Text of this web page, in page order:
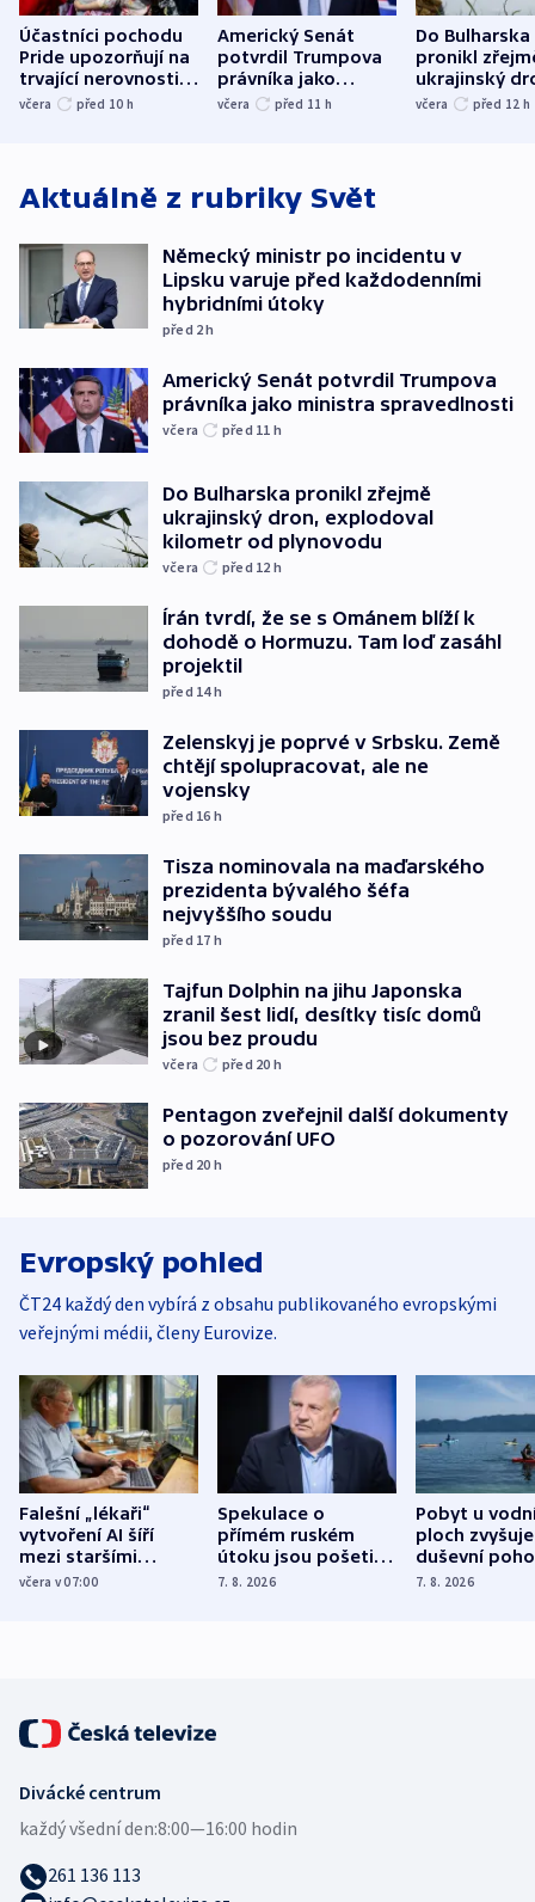
Účastníci pochodu
Pride upozorňují na
trvající nerovnosti i
společenskou
včera před 10 h
Americký Senát
potvrdil Trumpova
právníka jako
ministra
včera před 11 h
Do Bulharska
pronikl
ukrajinský
explodoval
včera před 12 h
Aktuálně z rubriky Svět
Německý ministr po incidentu v
Lipsku varuje před každodenními
hybridními útoky
před 2h
Americký Senát potvrdil Trumpova
právníka jako ministra spravedlnosti
včera před 11 h
Do Bulharska pronikl zřejmě
ukrajinský dron, explodoval
kilometr od plynovodu
včera před 12 h
Írán tvrdí, že se s Ománem blíží k
dohodě o Hormuzu. Tam loď zasáhl
projektil
před 14h
Zelenskyj je poprvé v Srbsku. Země
chtějí spolupracovat, ale ne
vojensky
před 16 h
Tisza nominovala na maďarského
prezidenta bývalého šéfa
nejvyššího soudu
před 17 h
Tajfun Dolphin na jihu Japonska
zranil šest lidí, desítky tisíc domů
jsou bez proudu
včera před 20 h
Pentagon zveřejnil další dokumenty
o pozorování UFO
před 20 h
Evropský pohled
ČT24 každý den vybírá z obsahu publikovaného evropskými
veřejnými médii, členy Eurovize.
Falešní „lékaři“
vytvoření AI šíří
mezi staršími
Poláky nebezpečné
včera v 07:00
Spekulace o
přímém ruském
útoku jsou pošetilé,
míní estonský
7. 8. 2026
Pobyt u
ploch zvyšuje
duševní
ukázala
7. 8. 2026
Divácké centrum
každý všední den:8:00—16:00 hodin
261 136 113